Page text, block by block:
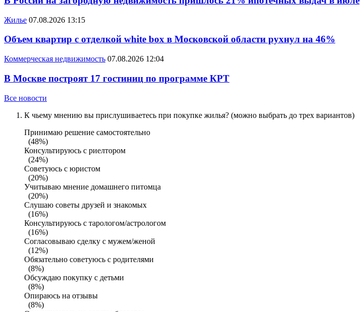
Жилье 07.08.2026 13:15
Объем квартир с отделкой white box в Московской области рухнул на 46%
Коммерческая недвижимость 07.08.2026 12:04
В Москве построят 17 гостиниц по программе КРТ
Все новости
К чьему мнению вы прислушиваетесь при покупке жилья? (можно выбрать до трех вариантов)
Принимаю решение самостоятельно
(48%)
Консультируюсь с риелтором
(24%)
Советуюсь с юристом
(20%)
Учитываю мнение домашнего питомца
(20%)
Слушаю советы друзей и знакомых
(16%)
Консультируюсь с тарологом/астрологом
(16%)
Согласовываю сделку с мужем/женой
(12%)
Обязательно советуюсь с родителями
(8%)
Обсуждаю покупку с детьми
(8%)
Опираюсь на отзывы
(8%)